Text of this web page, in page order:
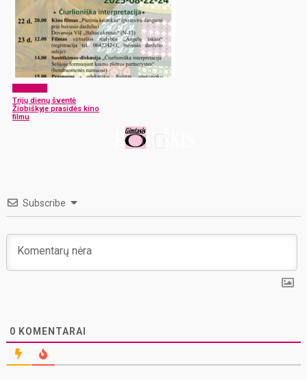
Trijų dienų šventė
Žiobiškyje prasidės kino
filmu
Subscribe
0 KOMENTARAI